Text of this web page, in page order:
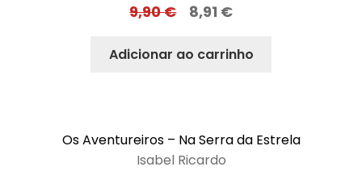
9,90€ 8,91 €
Adicionar ao carrinho
Os Aventureiros – Na Serra da Estrela
Isabel Ricardo